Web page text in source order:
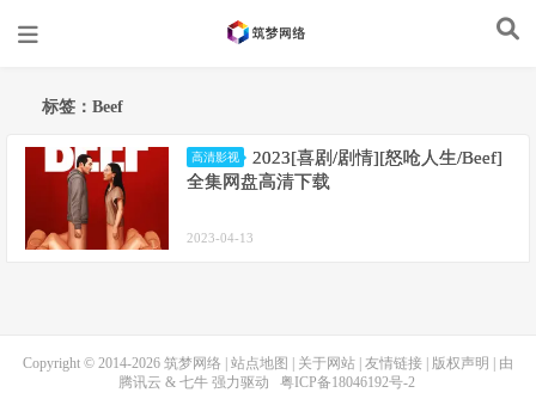
标签：Beef
高清影视
2023[喜剧/剧情][怒呛人生/Beef]
全集网盘高清下载
2023-04-13
Copyright © 2014-2026 筑梦网络 站点地图 关于网站 友情链接 版权声明
| 由
腾讯云 & 七牛强力驱动 粤ICP备18046192号-2